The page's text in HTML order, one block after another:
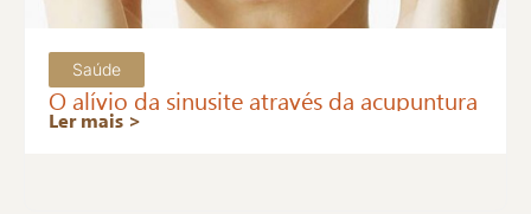
Saúde
O alívio da sinusite através da acupuntura
Ler mais >